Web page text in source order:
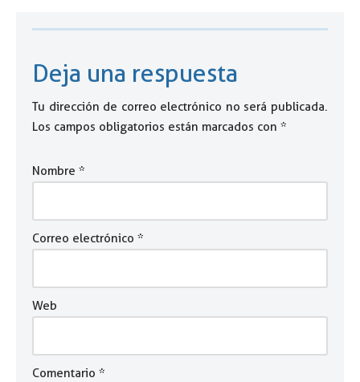
Deja una respuesta
Tu dirección de correo electrónico no será publicada.
Los campos obligatorios están marcados con *
Nombre *
Correo electrónico *
Web
Comentario *